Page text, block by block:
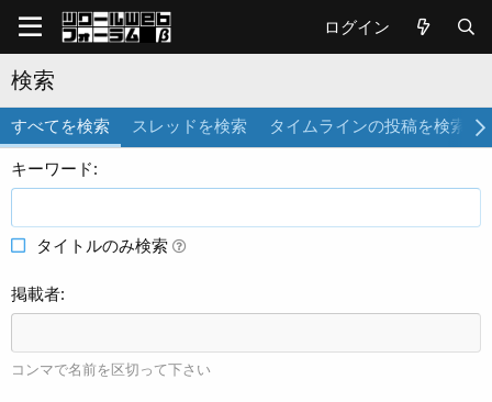
ログイン
検索
すべてを検索 スレッドを検索 タイムラインの投稿を検索
キーワード
タイトルのみ検索
掲載者
コンマで名前を区切って下さい